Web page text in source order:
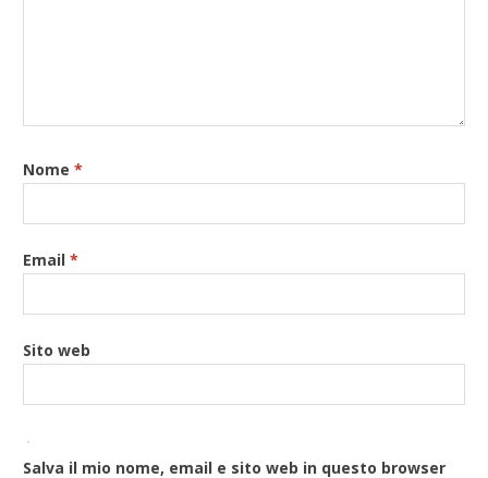
Nome*
Email*
Sito web
Salva il mio nome, email e sito web in questo browser